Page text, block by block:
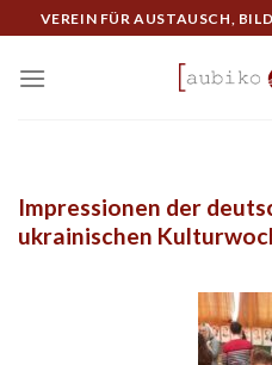
to
content
VEREIN FÜR AUSTAUSCH,
Impressionen der
ukrainischen